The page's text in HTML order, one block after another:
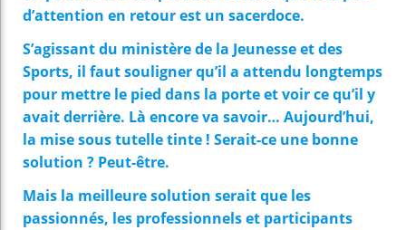
d’attention en retour est un sacerdoce.
S’agissant du ministère de la Jeunesse et des
Sports, il faut souligner qu’il a attendu longtemps
pour mettre le pied dans la porte et voir ce qu’il y
avait derrière. Là encore va savoir… Aujourd’hui,
la mise sous tutelle tinte ! Serait-ce une bonne
solution ? Peut-être.
Mais la meilleure solution serait que les
passionnés, les professionnels et participants